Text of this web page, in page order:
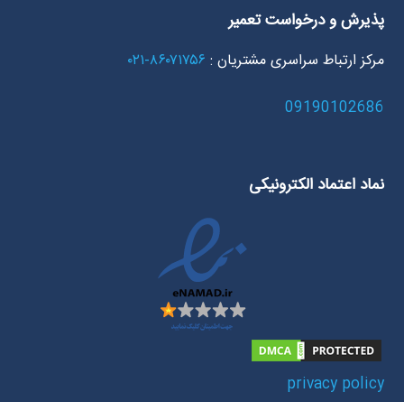
پذیرش و درخواست تعمیر
مرکز ارتباط سراسری مشتریان : ۸۶۰۷۱۷۵۶-۰۲۱
09190102686
نماد اعتماد الکترونیکی
privacy policy